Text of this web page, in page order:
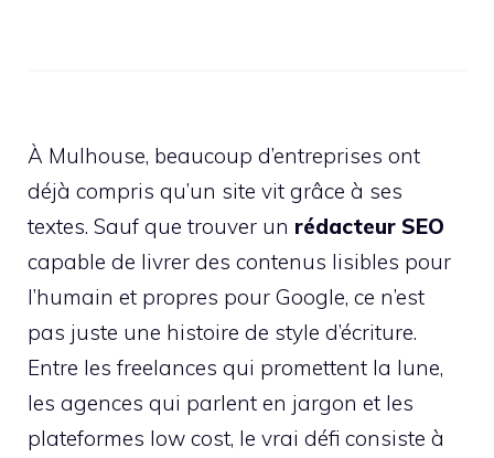
À Mulhouse, beaucoup d’entreprises ont
déjà compris qu’un site vit grâce à ses
textes. Sauf que trouver un rédacteur SEO
capable de livrer des contenus lisibles pour
l’humain et propres pour Google, ce n’est
pas juste une histoire de style d’écriture.
Entre les freelances qui promettent la lune,
les agences qui parlent en jargon et les
plateformes low cost, le vrai défi consiste à